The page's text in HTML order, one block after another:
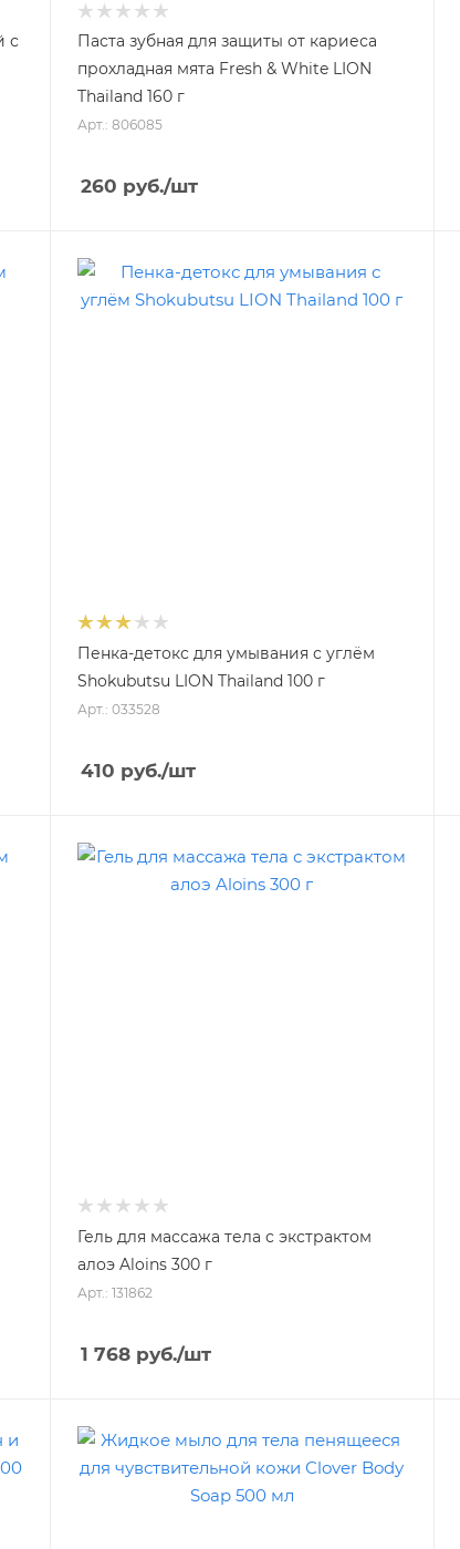
с
Паста зубная для защиты от кариеса
прохладная мята Fresh & White LION
Thailand 160 г
Арт.: 806085
260 руб./шт
Пенка-детокс для умывания с углём
Shokubutsu LION Thailand 100 г
Арт.: 033528
410 руб./шт
Гель для массажа тела с экстрактом
алоэ Aloins 300 г
Арт.: 131862
1 768 руб./шт